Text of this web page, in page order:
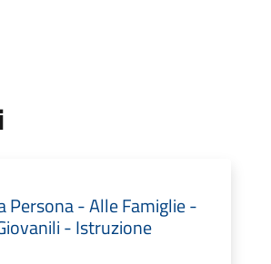
Persona - Alle Famiglie -
- Istruzione